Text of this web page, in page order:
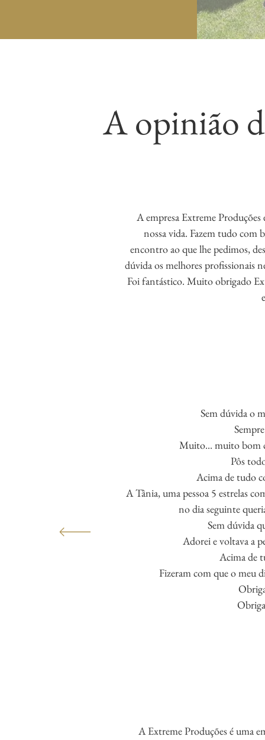
A opinião
A empresa Extreme
nossa vida. Fazem tudo com
encontro ao que lhe pedimos,
dúvida os melhores profissionais
Foi fantástico. Muito obrigado
Sem dúvida o
Muito... muito bom
Pôs
Acima de tudo
A Tânia, uma pessoa 5 estrelas
no dia seguinte
Sem dúvida
Adorei e voltava a
Acima de
Fizeram com que o meu
A Extreme Produções é uma